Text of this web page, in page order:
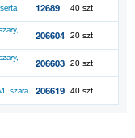
12689 40 szt
206604 20 szt
206603 20 szt
szara 206619 40 szt